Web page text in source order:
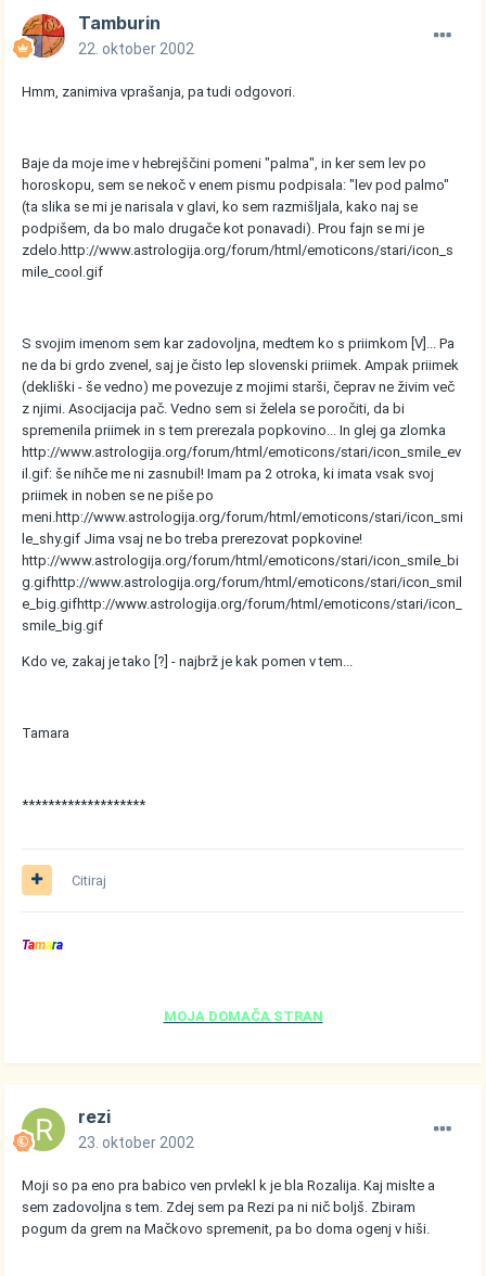
Tamburin
22. oktober 2002
Hmm, zanimiva vprašanja, pa tudi odgovori.
Baje da moje ime v hebrejščini pomeni "palma", in ker sem lev po
horoskopu, sem se nekoč v enem pismu podpisala: "lev pod palmo"
(ta slika se mi je narisala v glavi, ko sem razmišljala, kako naj se
podpišem, da bo malo drugače kot ponavadi). Prou fajn se mi je
zdelo.http://www.astrologija.org/forum/html/emoticons/stari/icon_s
mile_cool.gif
S svojim imenom sem kar zadovoljna, medtem ko s priimkom [V]... Pa
ne da bi grdo zvenel, saj je čisto lep slovenski priimek. Ampak priimek
(dekliški - še vedno) me povezuje z mojimi starši, čeprav ne živim več
z njimi. Asocijacija pač. Vedno sem si želela se poročiti, da bi
spremenila priimek in s tem prerezala popkovino... In glej ga zlomka
http://www.astrologija.org/forum/html/emoticons/stari/icon_smile_ev
il.gif: še nihče me ni zasnubil! Imam pa 2 otroka, ki imata vsak svoj
priimek in noben se ne piše po
meni.http://www.astrologija.org/forum/html/emoticons/stari/icon_smi
le_shy.gif Jima vsaj ne bo treba prerezovat popkovine!
http://www.astrologija.org/forum/html/emoticons/stari/icon_smile_bi
g.gifhttp://www.astrologija.org/forum/html/emoticons/stari/icon_smil
e_big.gifhttp://www.astrologija.org/forum/html/emoticons/stari/icon_
smile_big.gif
Kdo ve, zakaj je tako [?] - najbrž je kak pomen v tem...
Tamara
*******************
Citiraj
Tamara
MOJA DOMAČA STRAN
rezi
23. oktober 2002
Moji so pa eno pra babico ven prvlekl k je bla Rozalija. Kaj mislte a
sem zadovoljna s tem. Zdej sem pa Rezi pa ni nič boljš. Zbiram
pogum da grem na Mačkovo spremenit, pa bo doma ogenj v hiši.